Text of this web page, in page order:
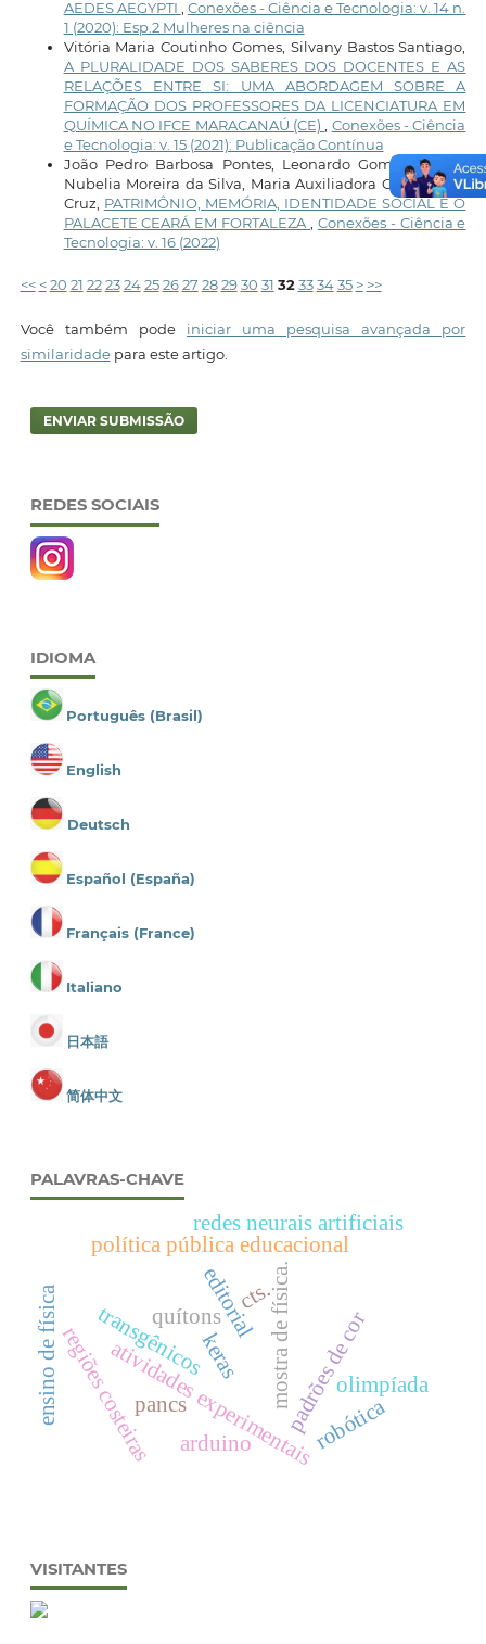
AEDES AEGYPTI , Conexões - Ciência e Tecnologia: v. 14 n.
1 (2020): Esp.2 Mulheres na ciência
Vitória Maria Coutinho Gomes, Silvany Bastos Santiago,
A PLURALIDADE DOS SABERES DOS DOCENTES E AS
RELAÇÕES ENTRE SI: UMA ABORDAGEM SOBRE A
FORMAÇÃO DOS PROFESSORES DA LICENCIATURA EM
QUÍMICA NO IFCE MARACANAÚ (CE), Conexões - Ciência
e Tecnologia: v. 15 (2021): Publicação Contínua
João Pedro Barbosa Pontes, Leonardo Gomes Araújo,
Nubelia Moreira da Silva, Maria Auxiliadora Gadelha da
Cruz, PATRIMÔNIO, MEMÓRIA, IDENTIDADE SOCIAL E O
PALACETE CEARÁ EM FORTALEZA , Conexões - Ciência e
Tecnologia: v. 16 (2022)
<< < 20 21 22 23 24 25 26 27 28 29 30 31 32 33 34 35 > >>
Você também pode iniciar uma pesquisa avançada por
similaridadepara este artigo.
ENVIAR SUBMISSÃO
REDES SOCIAIS
IDIOMA
Português (Brasil)
English
Deutsch
Español (España)
Français (France)
Italiano
日本語
简体中文
PALAVRAS-CHAVE
editorial
padrões de cor
atividades experimentais
mostra de física.
política pública educacional
quítons
regiões costeiras olimpíada
robótica
redes neurais artificiais
keras
transgênicos
cts.
ensino de física
arduino
pancs
VISITANTES